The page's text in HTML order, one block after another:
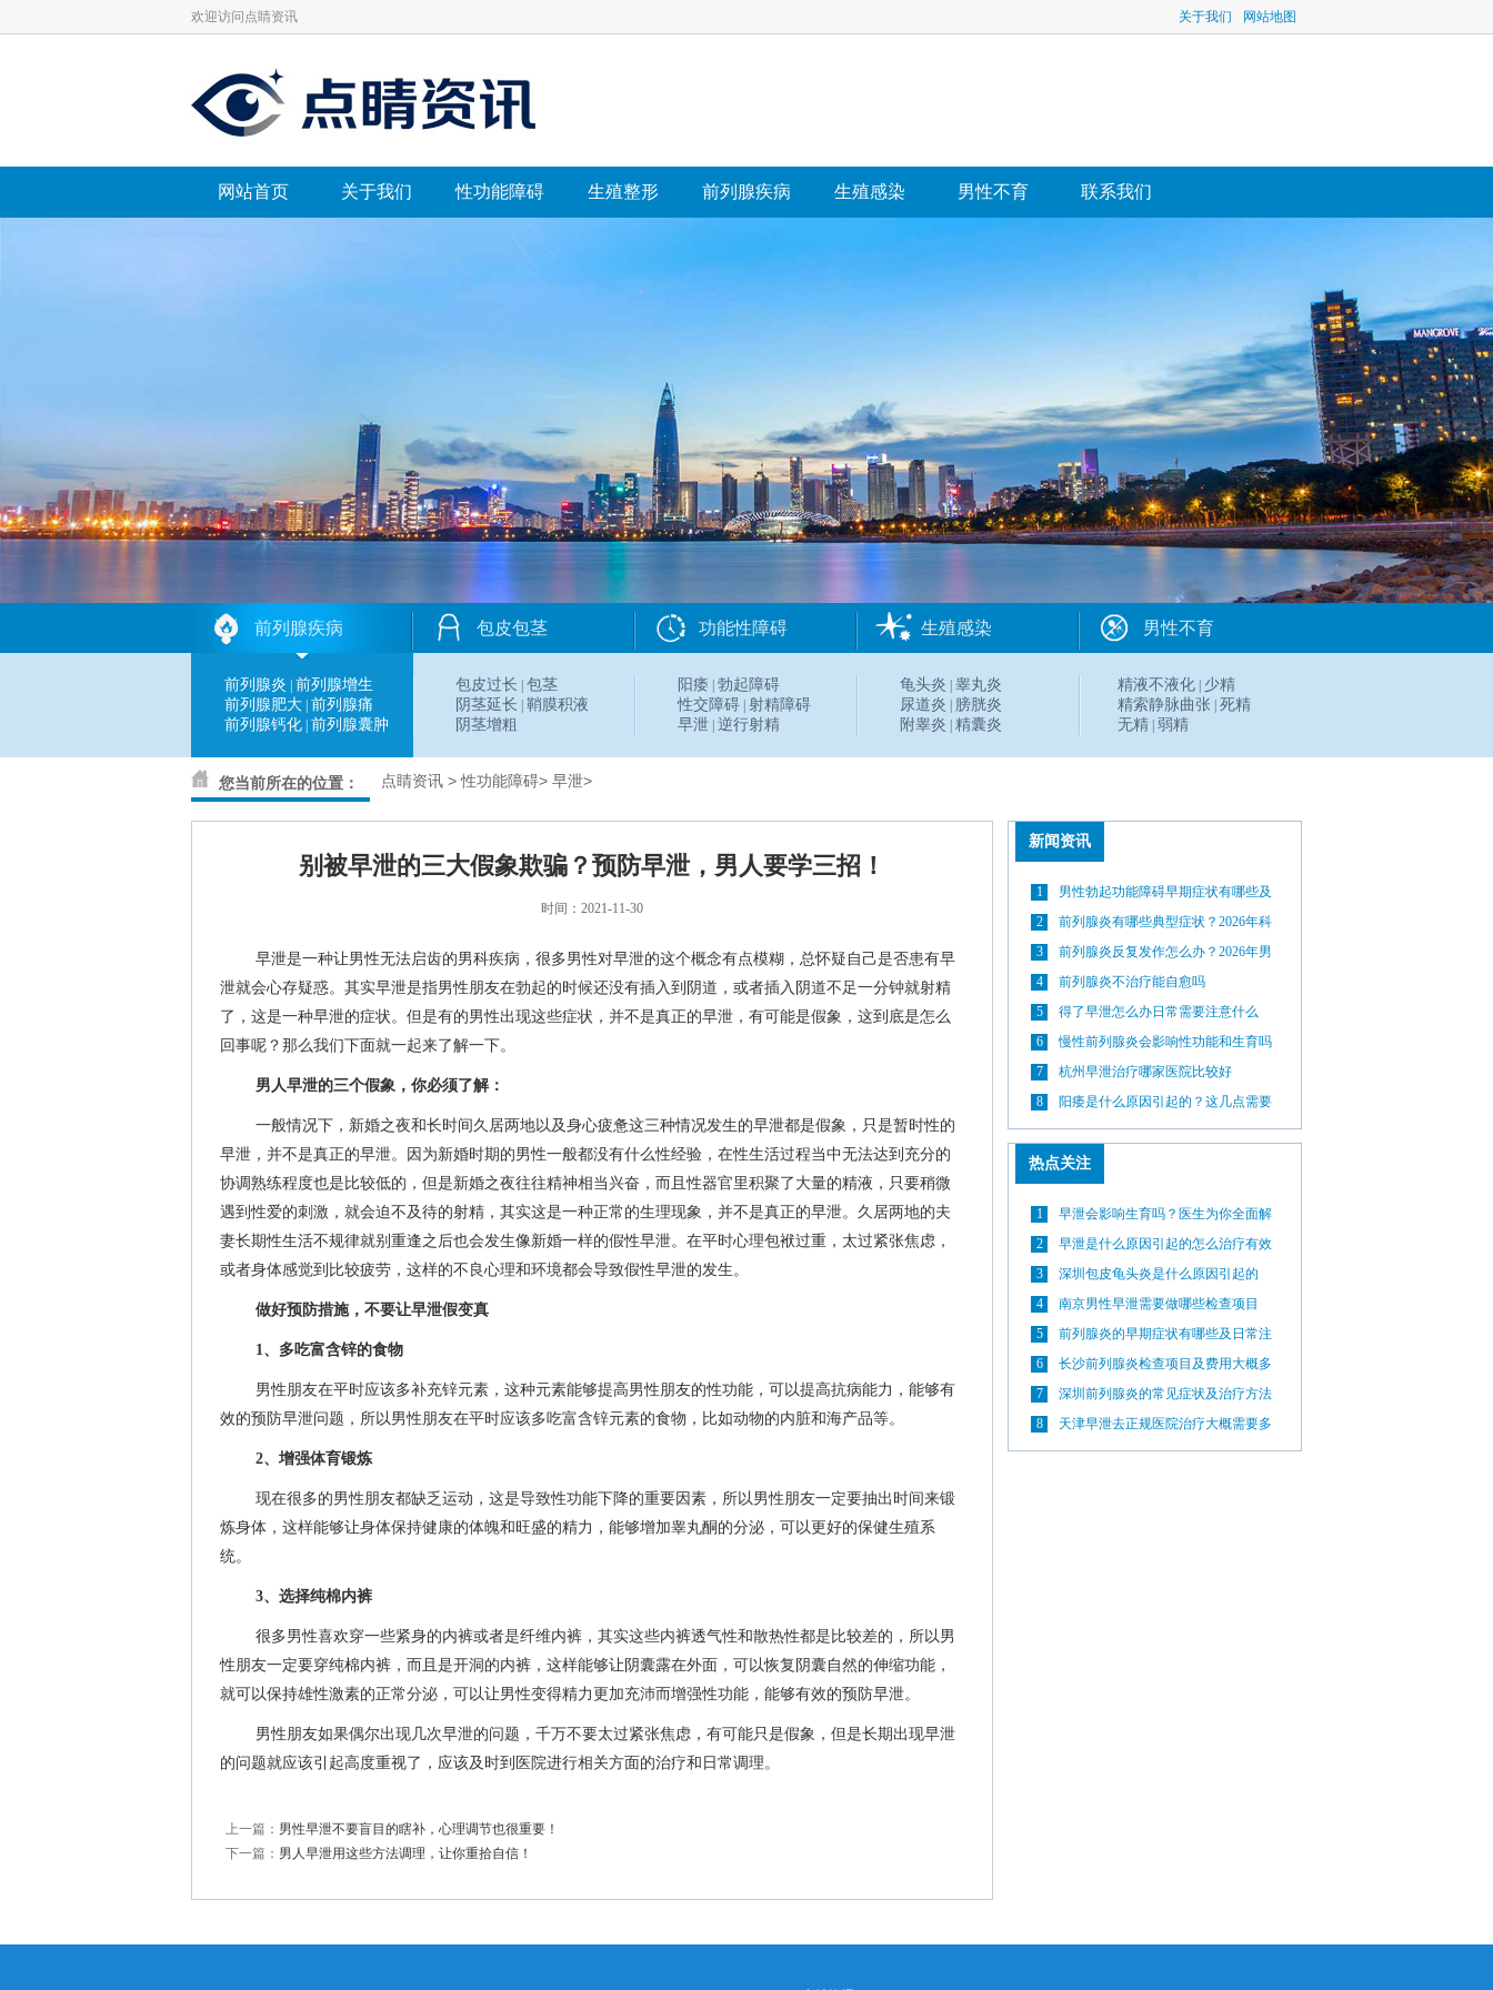
欢迎访问点睛资讯 关于我们 网站地图
网站首页 关于我们 性功能障碍 生殖整形 前列腺疾病 生殖感染 男性不育 联系我们
前列腺疾病 包皮包茎 功能性障碍 生殖感染 男性不育
前列腺炎 | 前列腺增生
前列腺肥大 | 前列腺痛
前列腺钙化 | 前列腺囊肿
包皮过长 | 包茎
阴茎延长 | 鞘膜积液
阴茎增粗
阳痿 | 勃起障碍
性交障碍 | 射精障碍
早泄 | 逆行射精
龟头炎 | 睾丸炎
尿道炎 | 膀胱炎
附睾炎 | 精囊炎
精液不液化 | 少精
精索静脉曲张 | 死精
无精 | 弱精
您当前所在的位置： 点睛资讯 >性功能障碍> 早泄>
别被早泄的三大假象欺骗？预防早泄，男人要学三招！
时间：2021-11-30
早泄是一种让男性无法启齿的男科疾病，很多男性对早泄的这个概念有点模糊，总怀疑自己是否患有早
泄就会心存疑惑。其实早泄是指男性朋友在勃起的时候还没有插入到阴道，或者插入阴道不足一分钟就射精
了，这是一种早泄的症状。但是有的男性出现这些症状，并不是真正的早泄，有可能是假象，这到底是怎么
回事呢？那么我们下面就一起来了解一下。
男人早泄的三个假象，你必须了解：
一般情况下，新婚之夜和长时间久居两地以及身心疲惫这三种情况发生的早泄都是假象，只是暂时性的
早泄，并不是真正的早泄。因为新婚时期的男性一般都没有什么性经验，在性生活过程当中无法达到充分的
协调熟练程度也是比较低的，但是新婚之夜往往精神相当兴奋，而且性器官里积聚了大量的精液，只要稍微
遇到性爱的刺激，就会迫不及待的射精，其实这是一种正常的生理现象，并不是真正的早泄。久居两地的夫
妻长期性生活不规律就别重逢之后也会发生像新婚一样的假性早泄。在平时心理包袱过重，太过紧张焦虑，
或者身体感觉到比较疲劳，这样的不良心理和环境都会导致假性早泄的发生。
做好预防措施，不要让早泄假变真
1、多吃富含锌的食物
男性朋友在平时应该多补充锌元素，这种元素能够提高男性朋友的性功能，可以提高抗病能力，能够有
效的预防早泄问题，所以男性朋友在平时应该多吃富含锌元素的食物，比如动物的内脏和海产品等。
2、增强体育锻炼
现在很多的男性朋友都缺乏运动，这是导致性功能下降的重要因素，所以男性朋友一定要抽出时间来锻
炼身体，这样能够让身体保持健康的体魄和旺盛的精力，能够增加睾丸酮的分泌，可以更好的保健生殖系
统。
3、选择纯棉内裤
很多男性喜欢穿一些紧身的内裤或者是纤维内裤，其实这些内裤透气性和散热性都是比较差的，所以男
性朋友一定要穿纯棉内裤，而且是开洞的内裤，这样能够让阴囊露在外面，可以恢复阴囊自然的伸缩功能，
就可以保持雄性激素的正常分泌，可以让男性变得精力更加充沛而增强性功能，能够有效的预防早泄。
男性朋友如果偶尔出现几次早泄的问题，千万不要太过紧张焦虑，有可能只是假象，但是长期出现早泄
的问题就应该引起高度重视了，应该及时到医院进行相关方面的治疗和日常调理。
上一篇： 男性早泄不要盲目的瞎补，心理调节也很重要！
下一篇： 男人早泄用这些方法调理，让你重拾自信！
新闻资讯
1
男性勃起功能障碍早期症状有哪些及
科学治疗方法详解
2
前列腺炎有哪些典型症状？2026年科
学治疗与日常预防方法全解析
3
前列腺炎反复发作怎么办？2026年男
性前列腺养护科普指南
4
前列腺炎不治疗能自愈吗
5
得了早泄怎么办日常需要注意什么
6
慢性前列腺炎会影响性功能和生育吗
7
杭州早泄治疗哪家医院比较好
8
阳痿是什么原因引起的？这几点需要
了解
热点关注
1
早泄会影响生育吗？医生为你全面解
答
2
早泄是什么原因引起的怎么治疗有效
3
深圳包皮龟头炎是什么原因引起的
4
南京男性早泄需要做哪些检查项目
5
前列腺炎的早期症状有哪些及日常注
意事项
6
长沙前列腺炎检查项目及费用大概多
少
7
深圳前列腺炎的常见症状及治疗方法
8
天津早泄去正规医院治疗大概需要多
少钱